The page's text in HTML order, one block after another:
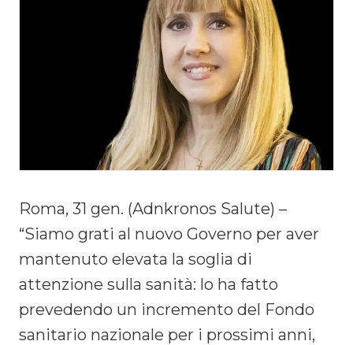
Roma, 31 gen. (Adnkronos Salute) –
“Siamo grati al nuovo Governo per aver
mantenuto elevata la soglia di
attenzione sulla sanità: lo ha fatto
prevedendo un incremento del Fondo
sanitario nazionale per i prossimi anni,